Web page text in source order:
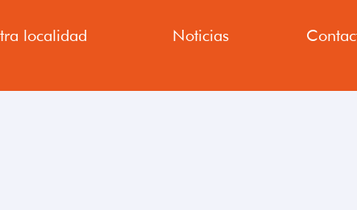
localidad Noticias